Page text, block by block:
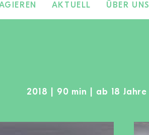
AKTUELL ÜBER UNS
2018 | 90 min | ab 18 Jahre